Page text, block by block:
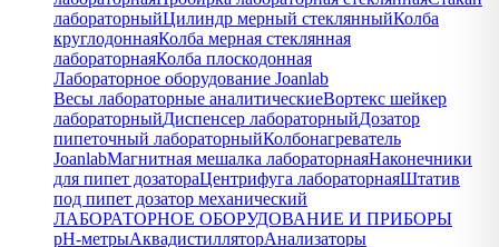
лабораторныйЦилиндр мерный стеклянныйКолба
круглодоннаяКолба мерная стеклянная
лабораторнаяКолба плоскодонная
Лабораторное оборудование Joanlab
Весы лабораторные аналитическиеВортекс шейкер
лабораторныйДиспенсер лабораторныйДозатор
пипеточный лабораторныйКолбонагреватель
JoanlabМагнитная мешалка лабораторнаяНаконечники
для пипет дозатораЦентрифуга лабораторнаяШтатив
под пипет дозатор механический
ЛАБОРАТОРНОЕ ОБОРУДОВАНИЕ И ПРИБОРЫ
pH-метрыАквадистилляторАнализаторы